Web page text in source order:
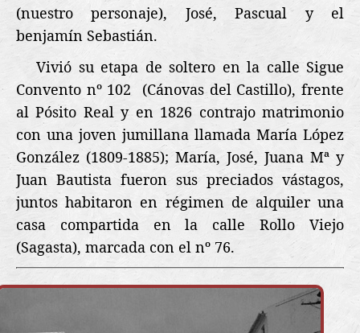
(nuestro personaje), José, Pascual y el
benjamín Sebastián.
Vivió su etapa de soltero en la calle Sigue
Convento nº 102
(Cánovas del Castillo), frente
al Pósito Real y en 1826 contrajo matrimonio
con una joven jumillana llamada María López
González (1809-1885); María, José, Juana Mª y
Juan Bautista fueron sus preciados vástagos,
juntos habitaron en régimen de alquiler una
casa compartida en la calle Rollo Viejo
(Sagasta), marcada con el nº 76.